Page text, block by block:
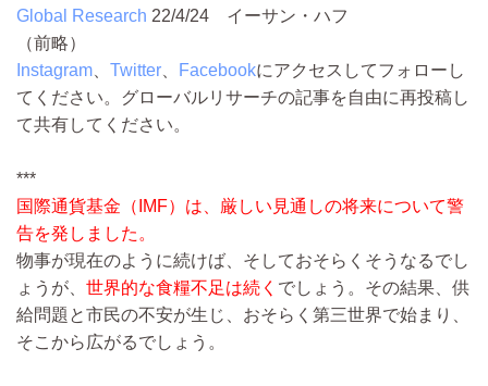
Global Research 22/4/24 イーサン・ハフ
（前略）
Instagram
Twitter Facebookにアクセスしてフォローし
てください。グローバルリサーチの記事を自由に再投稿し
て共有してください。
***
国際通貨基金（IMF）は、厳しい見通しの将来について警
告を発しました。
物事が現在のように続けば、そしておそらくそうなるでし
ょうが、 世界的な食糧不足は続く でしょう。その結果、供
給問題と市民の不安が生じ、おそらく第三世界で始まり、
そこから広がるでしょう。